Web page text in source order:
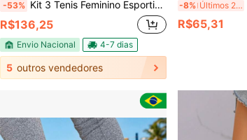
-53% Kit 3 Tenis Feminino Esportivo e Atividades ao Ar Livre Confortável
R$136,25
Envio Nacional 4-7 dias
5 outros vendedores
-8% Últimos 2 dias
R$65,31